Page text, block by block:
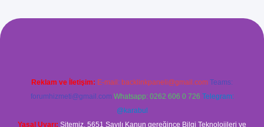
Reklam ve İletişim: E-mail: backlinkpaneli@gmail.com Teams:
forumhizmeti@gmail.com Whatsapp: 0262 606 0 726 Telegram:
@karabul
Yasal Uyarı: Sitemiz, 5651 Sayılı Kanun gereğince Bilgi Teknolojileri ve